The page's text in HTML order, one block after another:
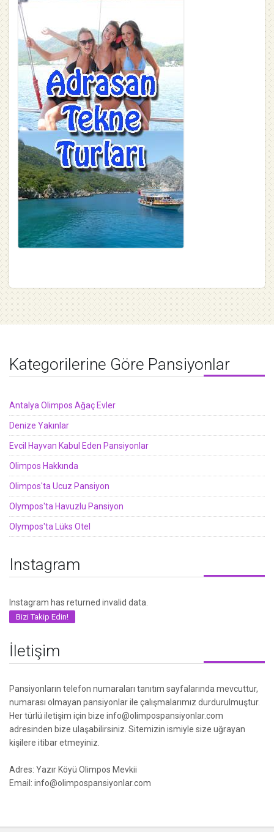
Kategorilerine Göre Pansiyonlar
Antalya Olimpos Ağaç Evler
Denize Yakınlar
Evcil Hayvan Kabul Eden Pansiyonlar
Olimpos Hakkında
Olimpos'ta Ucuz Pansiyon
Olympos'ta Havuzlu Pansiyon
Olympos'ta Lüks Otel
Instagram
Instagram has returned invalid data.
Bizi Takip Edin!
İletişim
Pansiyonların telefon numaraları tanıtım sayfalarında mevcuttur,
numarası olmayan pansiyonlar ile çalışmalarımız durdurulmuştur.
Her türlü iletişim için bize info@olimpospansiyonlar.com
adresinden bize ulaşabilirsiniz. Sitemizin ismiyle size uğrayan
kişilere itibar etmeyiniz.
Adres: Yazır Köyü Olimpos Mevkii
Email: info@olimpospansiyonlar.com